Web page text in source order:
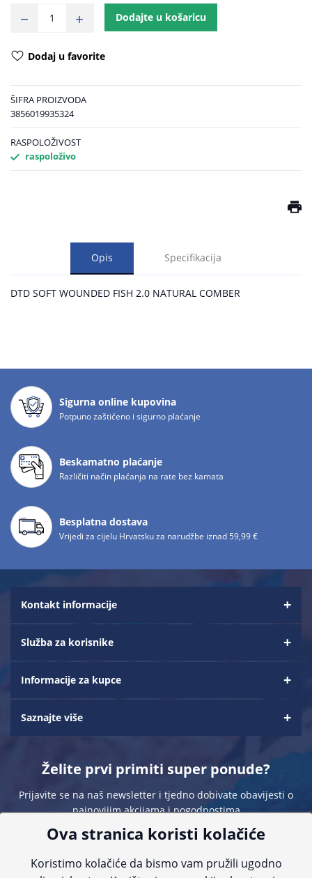
Dodajte u košaricu
Dodaj u favorite
ŠIFRA PROIZVODA
3856019935324
RASPOLOŽIVOST
raspoloživo
Opis Specifikacija
DTD SOFT WOUNDED FISH 2.0 NATURAL COMBER
Sigurna online kupovina
Potpuno zaštićeno i sigurno plaćanje
Beskamatno plaćanje
Različiti način plaćanja na rate bez kamata
Besplatna dostava
Vrijedi za cijelu Hrvatsku za narudžbe iznad 59,99 €
Kontakt informacije
Služba za korisnike
Informacije za kupce
Saznajte više
Želite prvi primiti super ponude?
Prijavite se na naš newsletter i tjedno dobivate obavijesti o
najnovijim akcijama i pogodnostima
Ova stranica koristi kolačiće
Koristimo kolačiće da bismo vam pružili ugodno